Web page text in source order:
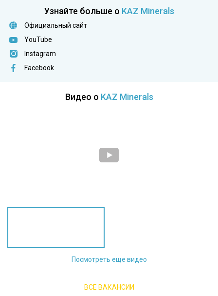
Узнайте больше о KAZ Minerals
Официальный сайт
YouTube
Instagram
Facebook
Видео о KAZ Minerals
Посмотреть еще видео
ВСЕ ВАКАНСИИ